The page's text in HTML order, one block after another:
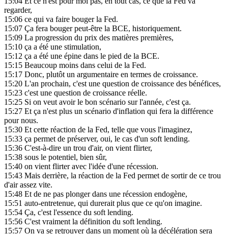
regarder,
15:06 ce qui va faire bouger la Fed.
15:07 Ça fera bouger peut-être la BCE, historiquement.
15:09 La progression du prix des matières premières,
15:10 ça a été une stimulation,
15:12 ça a été une épine dans le pied de la BCE.
15:15 Beaucoup moins dans celui de la Fed.
15:17 Donc, plutôt un argumentaire en termes de croissance.
15:20 L'an prochain, c'est une question de croissance des bénéfices,
15:23 c'est une question de croissance réelle.
15:25 Si on veut avoir le bon scénario sur l'année, c'est ça.
15:27 Et ça n'est plus un scénario d'inflation qui fera la différence
pour nous.
15:30 Et cette réaction de la Fed, telle que vous l'imaginez,
15:33 ça permet de préserver, oui, le cas d'un soft lending.
15:36 C'est-à-dire un trou d'air, on vient flirter,
15:38 sous le potentiel, bien sûr,
15:40 on vient flirter avec l'idée d'une récession.
15:43 Mais derrière, la réaction de la Fed permet de sortir de ce trou
d'air assez vite.
15:48 Et de ne pas plonger dans une récession endogène,
15:51 auto-entretenue, qui durerait plus que ce qu'on imagine.
15:54 Ça, c'est l'essence du soft lending.
15:56 C'est vraiment la définition du soft lending.
15:57 On va se retrouver dans un moment où la décélération sera